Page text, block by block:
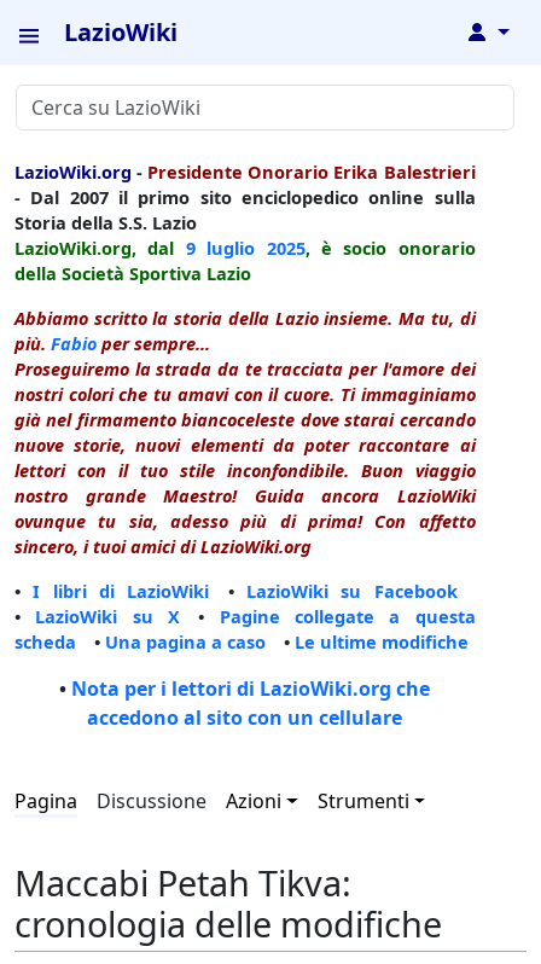
LazioWiki ↓
LazioWiki.org - Presidente Onorario Erika Balestrieri
- Dal 2007 il primo sito enciclopedico online sulla
Storia della S.S. Lazio
LazioWiki.org, dal 9 luglio 2025, è socio onorario
della Società Sportiva Lazio
Abbiamo scritto la storia della Lazio insieme. Ma tu, di
più. Fabio per sempre...
Proseguiremo la strada da te tracciata per l'amore dei
nostri colori che tu amavi con il cuore. Ti immaginiamo
già nel firmamento biancoceleste dove starai cercando
nuove storie, nuovi elementi da poter raccontare ai
lettori con il tuo stile inconfondibile. Buon viaggio
nostro grande Maestro! Guida ancora LazioWiki
ovunque tu sia, adesso più di prima! Con affetto
sincero, i tuoi amici di LazioWiki.org
•I libri di LazioWiki • LazioWiki su Facebook
• LazioWiki su X • Pagine collegate a questa
scheda • Una pagina a caso • Le ultime modifiche
• Nota per i lettori di LazioWiki.org che
accedono al sito con un cellulare
Pagina Discussione Azioni Strumenti
Maccabi Petah Tikva:
cronologia delle modifiche